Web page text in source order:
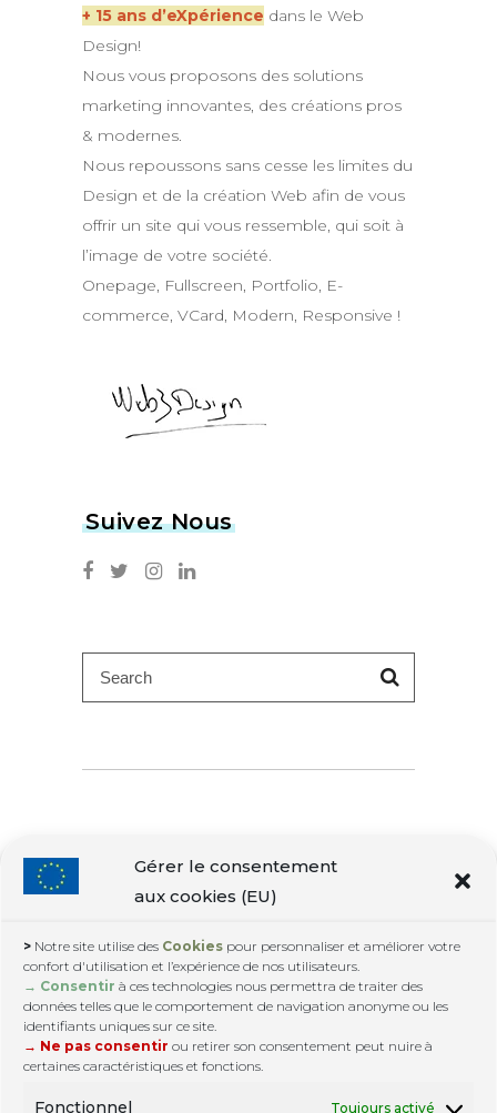
Gérer le consentement
aux cookies (EU)
> Notre site utilise des Cookies pour personnaliser et améliorer votre
confort d'utilisation et l’expérience de nos utilisateurs.
→ Consentir à ces technologies nous permettra de traiter des
données telles que le comportement de navigation anonyme ou les
identifiants uniques sur ce site.
→ Ne pas consentir ou retirer son consentement peut nuire à
certaines caractéristiques et fonctions.
Fonctionnel Toujours activé
+ 15 ans d’eXpérience dans le Web
Design!
Nous vous proposons des solutions
marketing innovantes, des créations pros
& modernes.
Nous repoussons sans cesse les limites du
Design et de la création Web afin de vous
offrir un site qui vous ressemble, qui soit à
l’image de votre société.
Onepage, Fullscreen, Portfolio, E-
commerce, VCard, Modern, Responsive !
Suivez Nous
Contactez nous :google@web3-design.info
+33.6.15.82.30.72
© Copyright 2007. Tous droits réservés.